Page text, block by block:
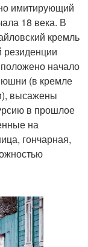
имитирующий
18 века. В
кремль
резиденции
начало
(в кремле
высажены
в прошлое
на
гончарная,